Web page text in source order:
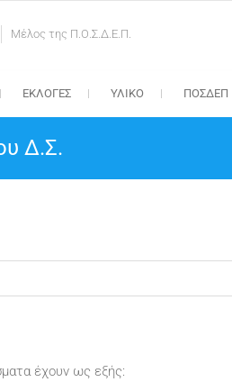
Μέλος της Π.Ο.Σ.Δ.Ε.Π.
ΕΚΛΟΓΕΣ ΥΛΙΚΟ ΠΟΣΔΕΠ
Δ.Σ.
έχουν ως εξής: